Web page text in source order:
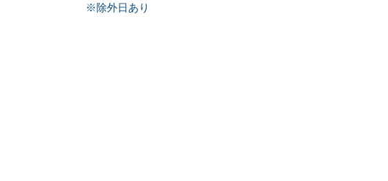
※除外日あり